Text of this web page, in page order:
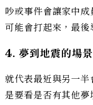
吵或事件會讓家中
可能會打起來，最後
4. 夢到地震的場景
就代表最近與另一
是要看是否有其他